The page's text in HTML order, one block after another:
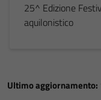
25^ Edizione
aquilonistico
Ultimo aggiornamento: